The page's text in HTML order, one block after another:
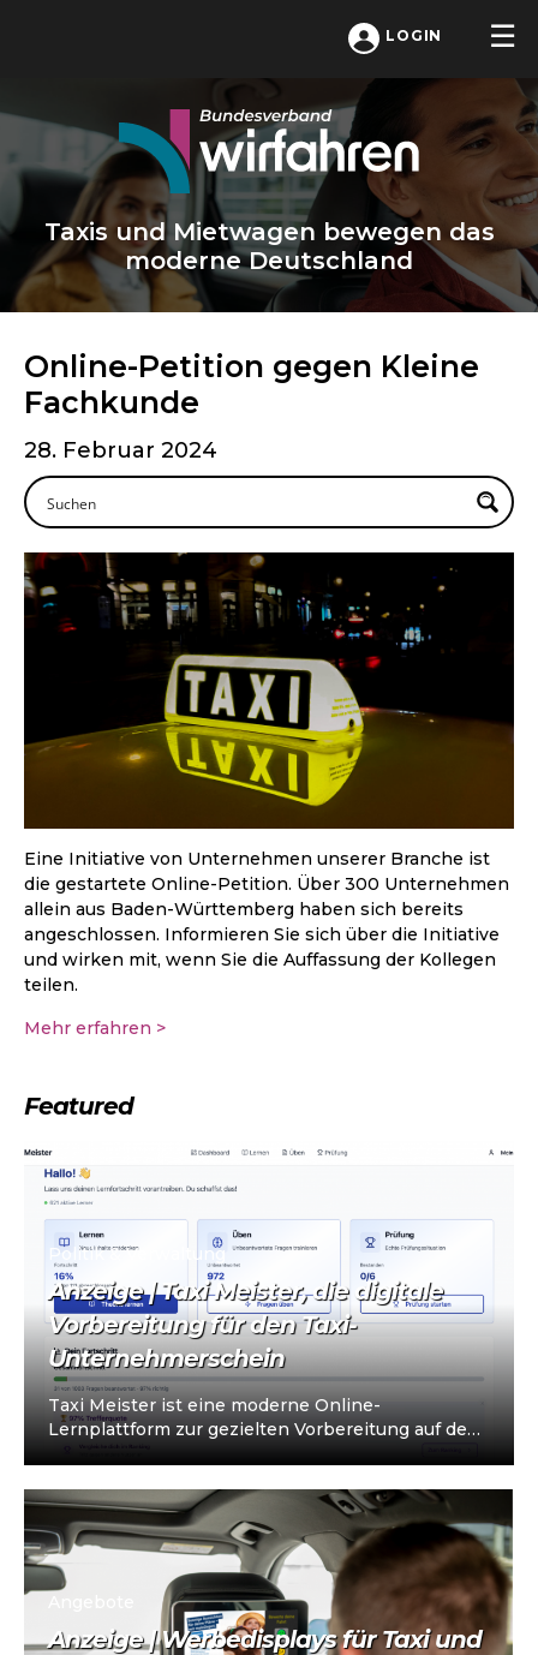
LOGIN
Taxis und Mietwagen bewegen das
moderne Deutschland
Online-Petition gegen Kleine
Fachkunde
28. Februar 2024
Eine Initiative von Unternehmen unserer Branche ist
die gestartete Online-Petition. Über 300 Unternehmen
allein aus Baden-Württemberg haben sich bereits
angeschlossen. Informieren Sie sich über die Initiative
und wirken mit, wenn Sie die Auffassung der Kollegen
teilen.
Mehr erfahren >
Featured
Politik & Verwaltung
Anzeige | Taxi Meister, die digitale
Vorbereitung für den Taxi-
Unternehmerschein
Taxi Meister ist eine moderne Online-
Lernplattform zur gezielten Vorbereitung auf den
Anzeige | Werbedisplays für Taxi und